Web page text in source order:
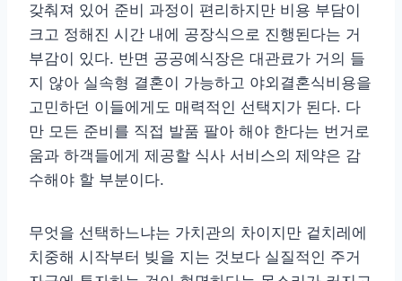
갖춰져 있어 준비 과정이 편리하지만 비용 부담이
크고 정해진 시간 내에 공장식으로 진행된다는 거
부감이 있다. 반면 공공예식장은 대관료가 거의 들
지 않아 실속형 결혼이 가능하고 야외결혼식비용을
고민하던 이들에게도 매력적인 선택지가 된다. 다
만 모든 준비를 직접 발품 팔아 해야 한다는 번거로
움과 하객들에게 제공할 식사 서비스의 제약은 감
수해야 할 부분이다.
무엇을 선택하느냐는 가치관의 차이지만 겉치레에
치중해 시작부터 빚을 지는 것보다 실질적인 주거